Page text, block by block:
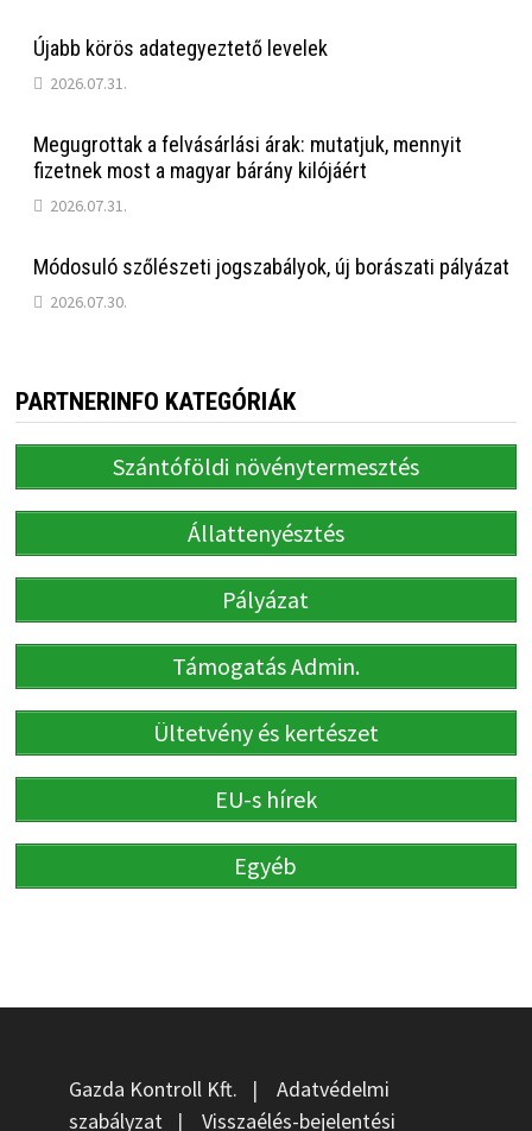
Újabb körös adategyeztető levelek
2026.07.31.
Megugrottak a felvásárlási árak: mutatjuk, mennyit
fizetnek most a magyar bárány kilójáért
2026.07.31.
Módosuló szőlészeti jogszabályok, új borászati pályázat
2026.07.30.
PARTNERINFO KATEGÓRIÁK
Szántóföldi növénytermesztés
Állattenyésztés
Pályázat
Támogatás Admin.
Ültetvény és kertészet
EU-s hírek
Egyéb
Gazda Kontroll Kft. | Adatvédelmi
szabályzat| Visszaélés-bejelentési